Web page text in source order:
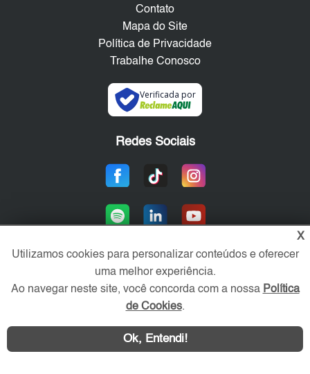
WhatsApp Contatar
Contato
Mapa do Site
Política de Privacidade
Trabalhe Conosco
Verificada por
Redes Sociais
Área exclusiva aos anunciantes,
acesse sua conta:
X
Utilizamos cookies para personalizar conteúdos e oferecer
uma melhor experiência.
Ao navegar neste site, você concorda com a nossa Política
de Cookies.
Ok, Entendi!